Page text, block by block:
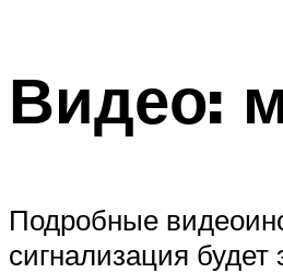
Видео:
Подробные
сигнализация